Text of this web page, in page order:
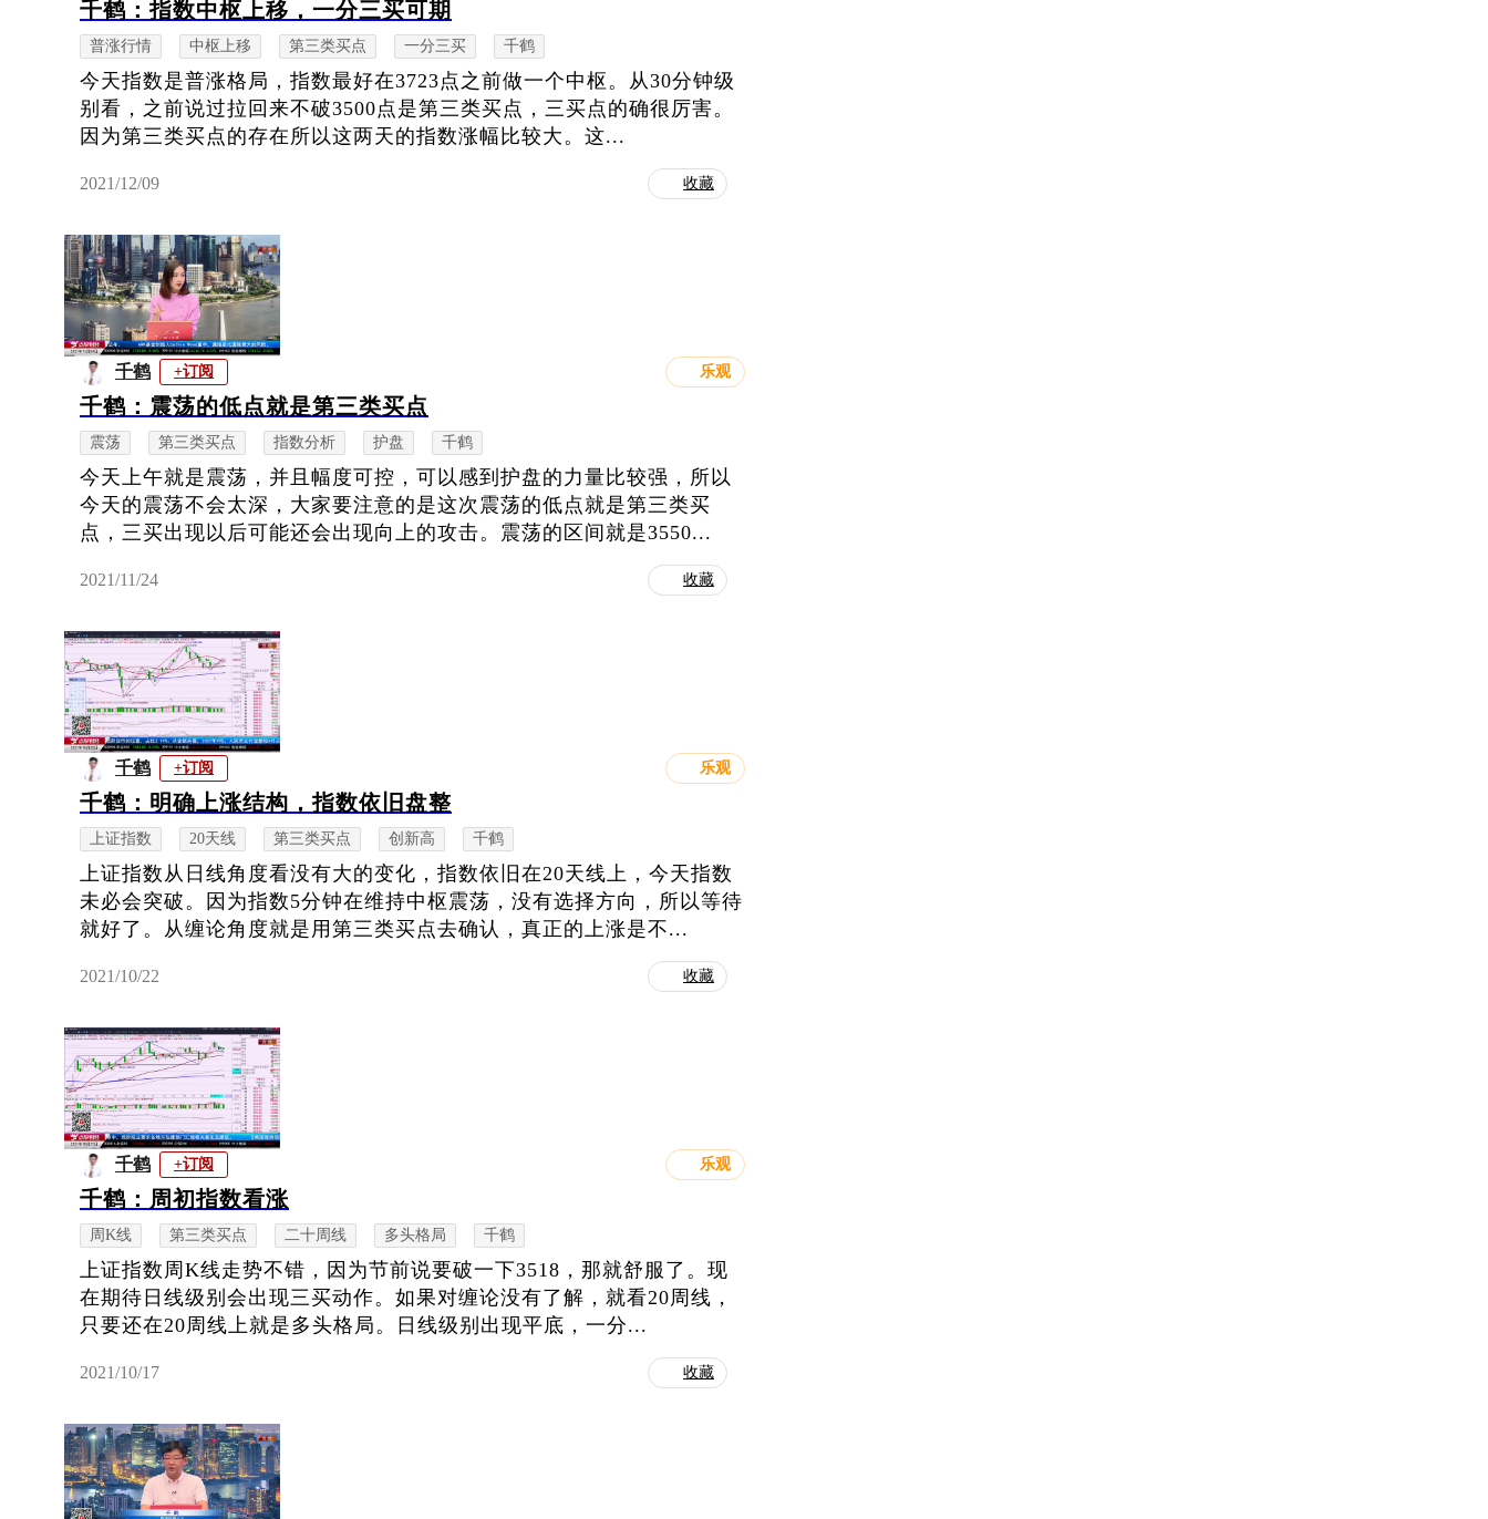
千鹤：指数中枢上移，一分三买可期
普涨行情 中枢上移 第三类买点 一分三买 千鹤
今天指数是普涨格局，指数最好在3723点之前做一个中枢。从30分钟级
别看，之前说过拉回来不破3500点是第三类买点，三买点的确很厉害。
因为第三类买点的存在所以这两天的指数涨幅比较大。这...
2021/12/09 收藏
千鹤 +订阅 乐观
千鹤：震荡的低点就是第三类买点
震荡 第三类买点 指数分析 护盘 千鹤
今天上午就是震荡，并且幅度可控，可以感到护盘的力量比较强，所以
今天的震荡不会太深，大家要注意的是这次震荡的低点就是第三类买
点，三买出现以后可能还会出现向上的攻击。震荡的区间就是3550...
2021/11/24 收藏
千鹤 +订阅 乐观
千鹤：明确上涨结构，指数依旧盘整
上证指数 20天线 第三类买点 创新高 千鹤
上证指数从日线角度看没有大的变化，指数依旧在20天线上，今天指数
未必会突破。因为指数5分钟在维持中枢震荡，没有选择方向，所以等待
就好了。从缠论角度就是用第三类买点去确认，真正的上涨是不...
2021/10/22 收藏
千鹤 +订阅 乐观
千鹤：周初指数看涨
周K线 第三类买点 二十周线 多头格局 千鹤
上证指数周K线走势不错，因为节前说要破一下3518，那就舒服了。现
在期待日线级别会出现三买动作。如果对缠论没有了解，就看20周线，
只要还在20周线上就是多头格局。日线级别出现平底，一分...
2021/10/17 收藏